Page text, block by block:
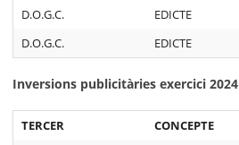
D.O.G.C.
EDICTE
D.O.G.C.
EDICTE
Inversions publicitàries exercici 2024
TERCER CONCEPTE